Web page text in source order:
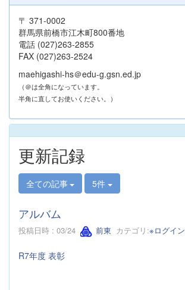
〒 371-0002
群馬県前橋市江木町800番地
電話 (027)263-2855
FAX (027)263-2524
maehigashi-hs＠edu-g.gsn.ed.jp
（＠は全角になっています。
半角に直してお使いください。）
更新記録
全ての記事 5件
アルバム
投稿日時 : 03/24 前東 カテゴリ:※ログイン
R7年度 表彰